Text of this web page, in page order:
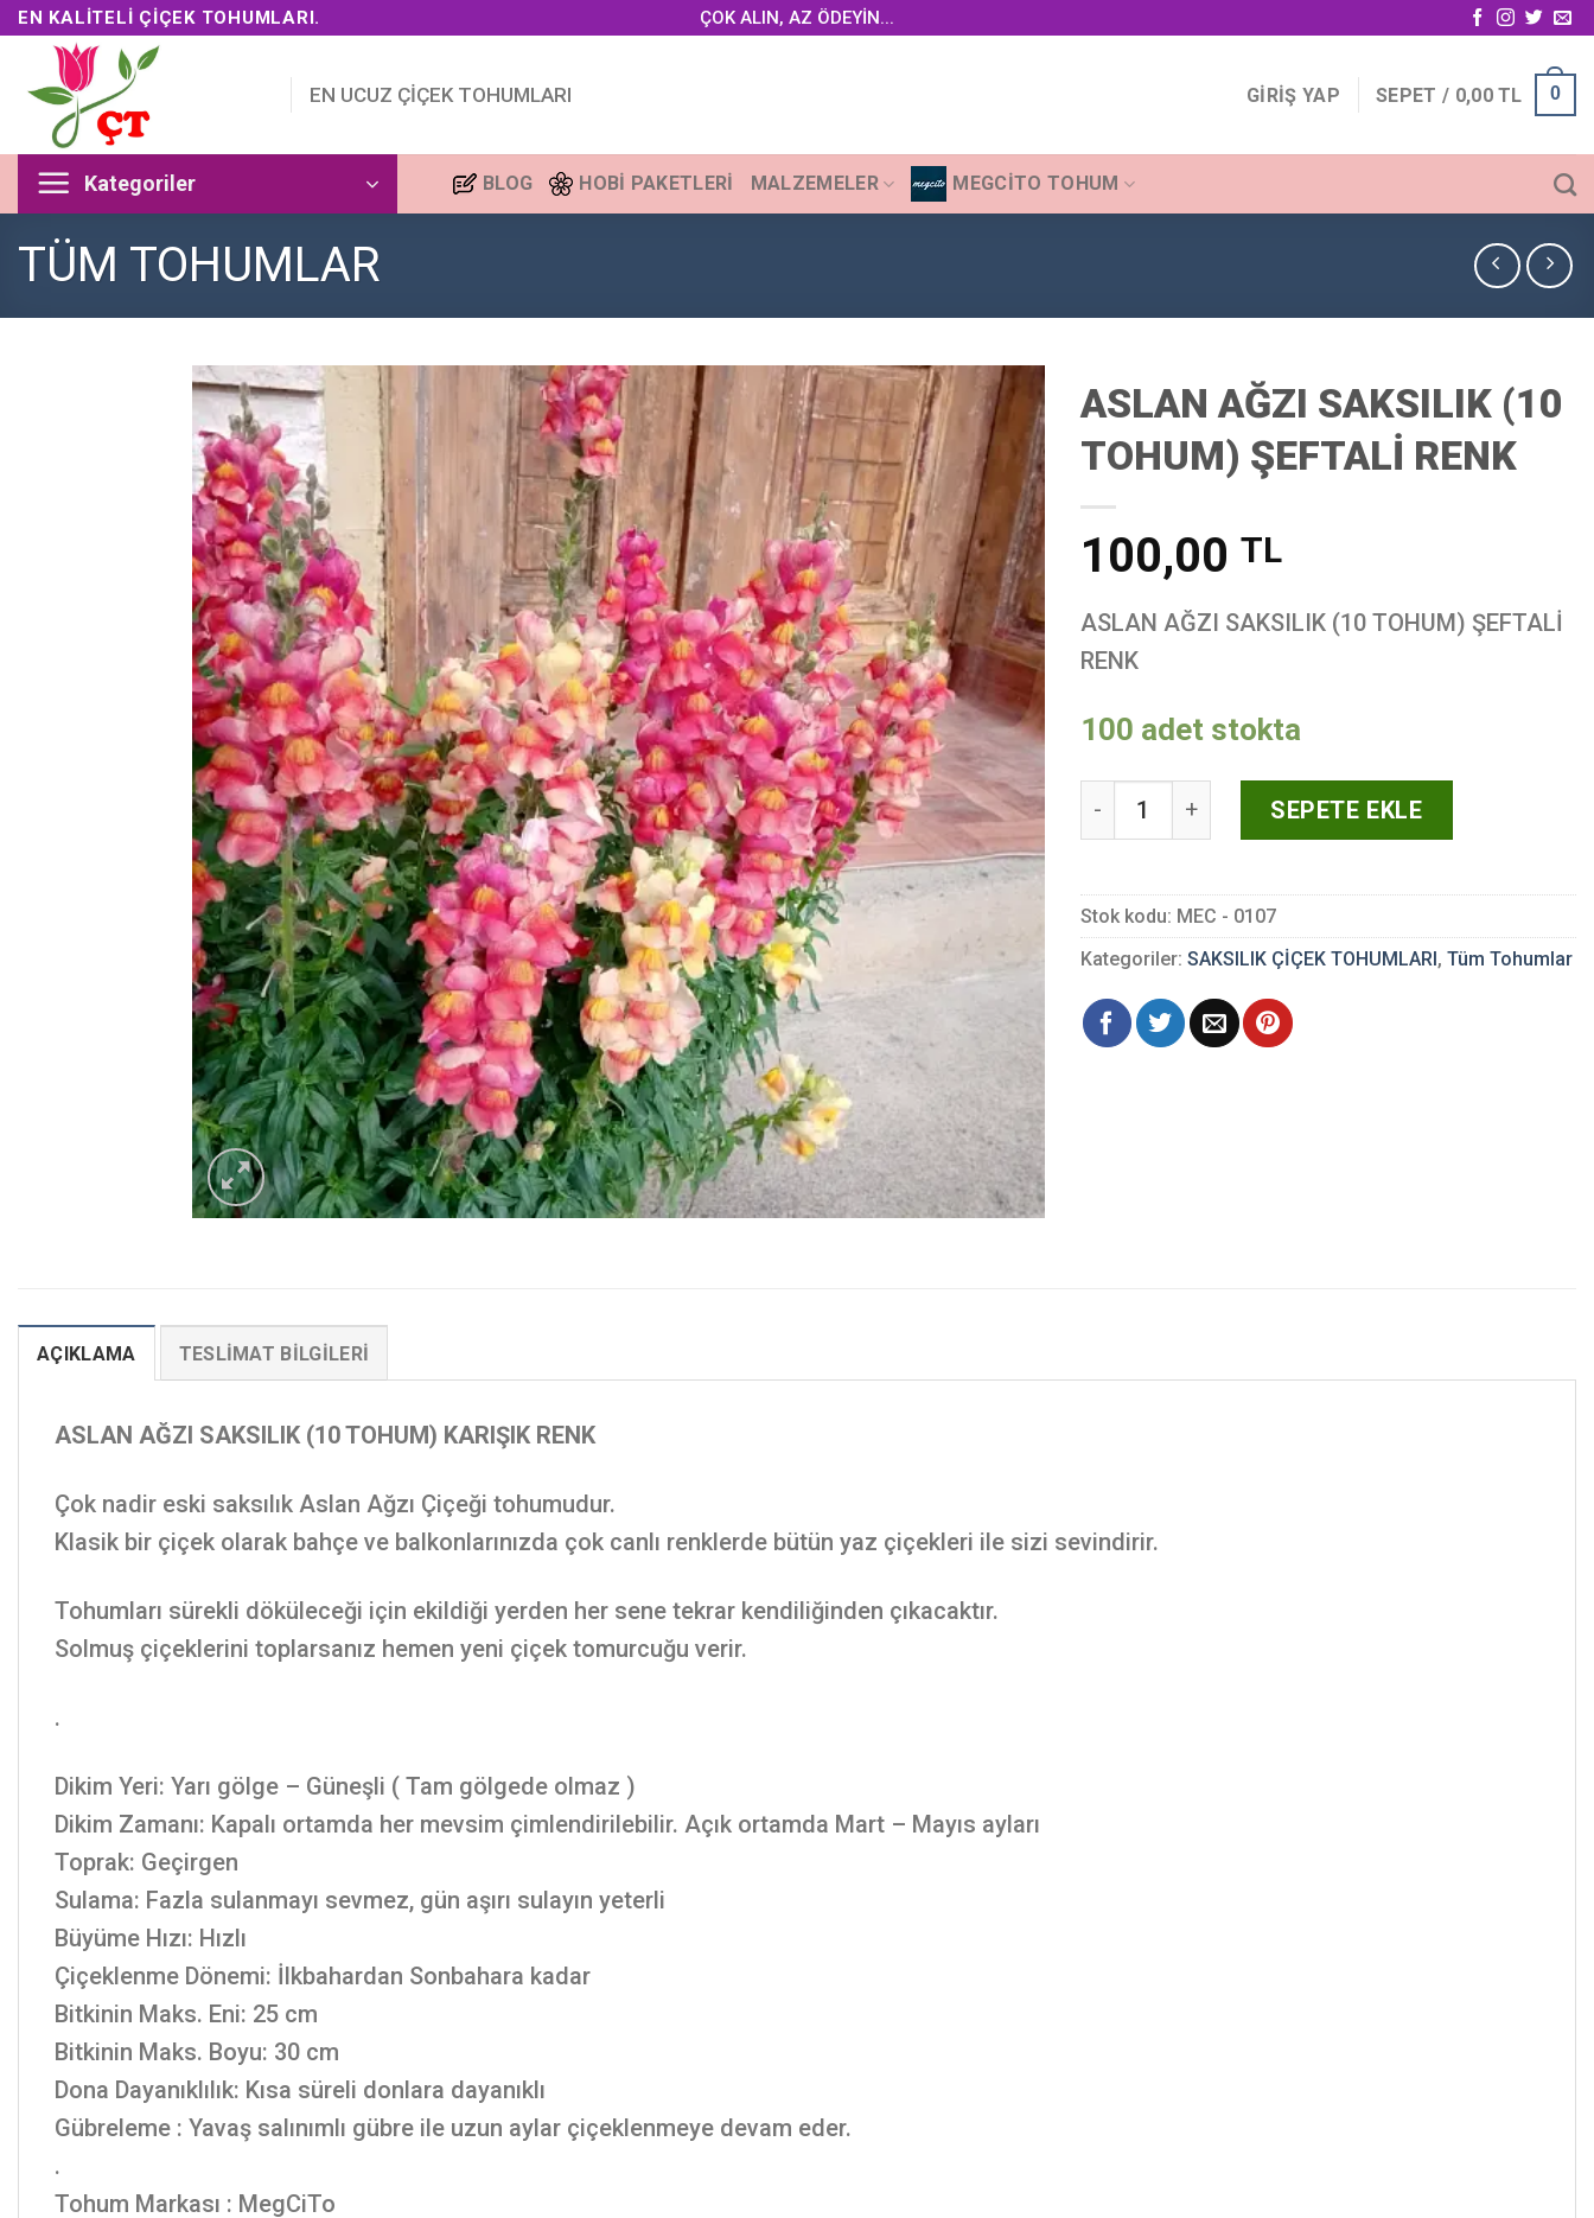
Skip
content
EN KALITELI ÇIÇEK TOHUMLARI. ÇOK ALIN, AZ ÖDEYİN...
EN UCUZ ÇİÇEK TOHUMLARI GIRIŞ YAP SEPET / 0,00TL 0
Kategoriler BLOG HOBI PAKETLERI MALZEMELER MEGCITO TOHUM
TÜM TOHUMLAR
ASLAN AĞZI SAKSILIK (10
TOHUM) ŞEFTALİ RENK
100,00 TL
ASLAN AĞZI SAKSILIK (10 TOHUM) ŞEFTALİ
RENK
100 adet stokta
ASLAN AĞZI SAKSILIK (10 TOHUM) ŞEFTALİ RENK
SEPETE EKLE
Stok kodu: MEC - 0107
Kategoriler: SAKSILIK ÇİÇEK TOHUMLARI, Tüm Tohumlar
AÇIKLAMA TESLIMAT BILGILERI
ASLAN AĞZI SAKSILIK (10 TOHUM) KARIŞIK RENK
Çok nadir eski saksılık Aslan Ağzı Çiçeği tohumudur.
Klasik bir çiçek olarak bahçe ve balkonlarınızda çok canlı renklerde bütün yaz çiçekleri ile sizi sevindirir.
Tohumları sürekli döküleceği için ekildiği yerden her sene tekrar kendiliğinden çıkacaktır.
Solmuş çiçeklerini toplarsanız hemen yeni çiçek tomurcuğu verir.
.
Dikim Yeri: Yarı gölge – Güneşli ( Tam gölgede olmaz )
Dikim Zamanı: Kapalı ortamda her mevsim çimlendirilebilir. Açık ortamda Mart – Mayıs ayları
Toprak: Geçirgen
Sulama: Fazla sulanmayı sevmez, gün aşırı sulayın yeterli
Büyüme Hızı: Hızlı
Çiçeklenme Dönemi: İlkbahardan Sonbahara kadar
Bitkinin Maks. Eni: 25 cm
Bitkinin Maks. Boyu: 30 cm
Dona Dayanıklılık: Kısa süreli donlara dayanıklı
Gübreleme : Yavaş salınımlı gübre ile uzun aylar çiçeklenmeye devam eder.
.
Tohum Markası : MegCiTo